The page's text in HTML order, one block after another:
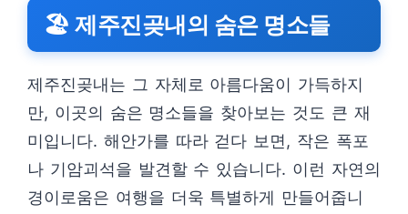
🏖 제주진곶내의 숨은 명소들
제주진곶내는 그 자체로 아름다움이 가득하지
만, 이곳의 숨은 명소들을 찾아보는 것도 큰 재
미입니다. 해안가를 따라 걷다 보면, 작은 폭포
나 기암괴석을 발견할 수 있습니다. 이런 자연의
경이로움은 여행을 더욱 특별하게 만들어줍니